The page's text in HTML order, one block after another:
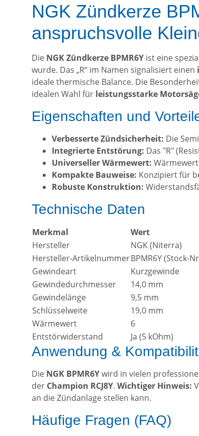
NGK Zündkerze
anspruchsvolle
Die NGK Zündkerze BPMR6Y ist eine
wurde. Das „R“ im Namen signalisiert einen
ideale thermische Balance. Die
idealen Wahl für leistungsstarke
Eigenschaften und
Verbesserte Zündsicherheit: Die
Integrierte Entstörung: Das "R"
Universeller Wärmewert:
Kompakte Bauweise: Konzipiert für
Robuste Konstruktion:
Technische Daten
Merkmal
Wert
Hersteller
NGK (Niterra)
Hersteller-ArtikelnummerBPMR6Y (Stock-
Gewindeart
Kurzgewinde
Gewindedurchmesser
14,0 mm
Gewindelänge
9,5 mm
Schlüsselweite
19,0 mm
Wärmewert
6
Entstörwiderstand
Ja (5 kOhm)
Anwendung &
Die NGK BPMR6Ywird in vielen
der Champion RCJ8Y. Wichtiger Hinweis:
an die Zündanlage stellen kann.
Häufige Fragen (FAQ)